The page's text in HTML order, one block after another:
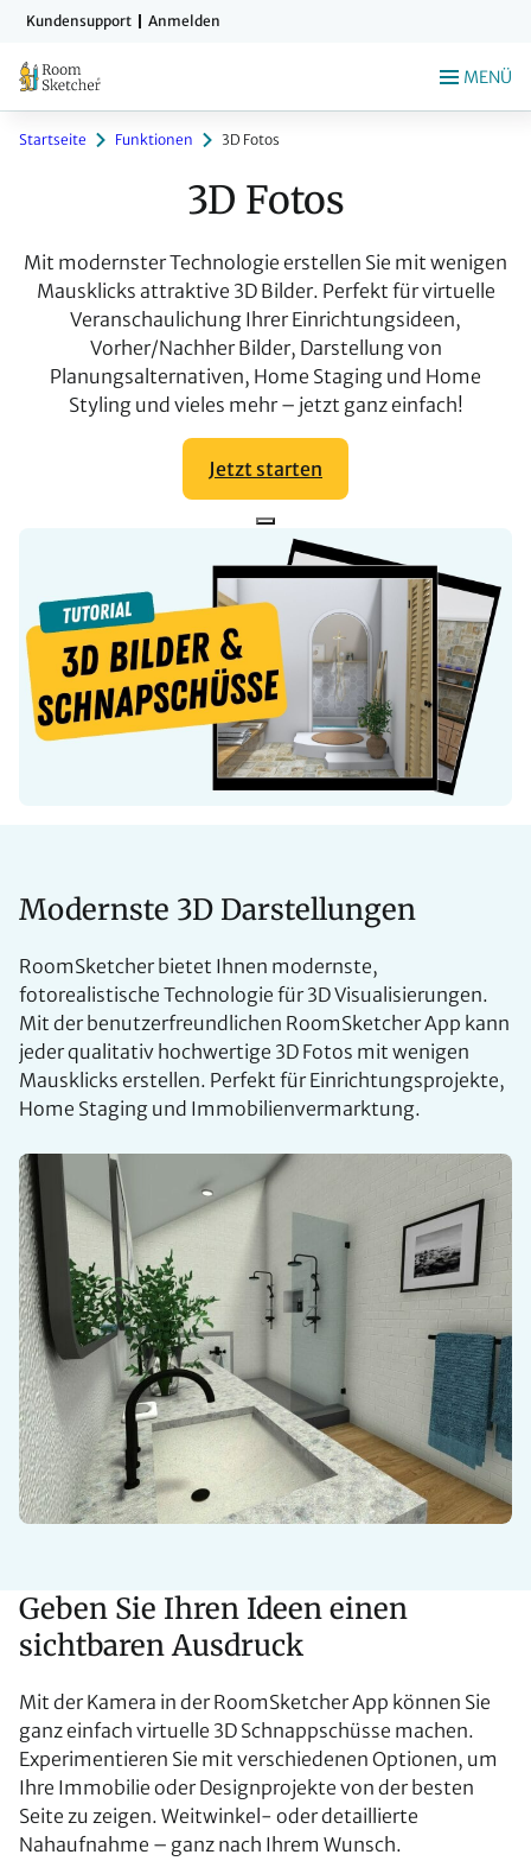
Zum
springen
Kundensupport Anmelden
MENÜ
Startseite Funktionen 3D Fotos
3D Fotos
Mit modernster Technologie erstellen Sie mit wenigen
Mausklicks attraktive 3D Bilder. Perfekt für virtuelle
Veranschaulichung Ihrer Einrichtungsideen,
Vorher/Nachher Bilder, Darstellung von
Planungsalternativen, Home Staging und Home
Styling und vieles mehr – jetzt ganz einfach!
Jetzt starten
Modernste 3D Darstellungen
RoomSketcher bietet Ihnen modernste,
fotorealistische Technologie für 3D Visualisierungen.
Mit der benutzerfreundlichen RoomSketcher App kann
jeder qualitativ hochwertige 3D Fotos mit wenigen
Mausklicks erstellen. Perfekt für Einrichtungsprojekte,
Home Staging und Immobilienvermarktung.
Geben Sie Ihren Ideen einen
sichtbaren Ausdruck
Mit der Kamera in der RoomSketcher App können Sie
ganz einfach virtuelle 3D Schnappschüsse machen.
Experimentieren Sie mit verschiedenen Optionen, um
Ihre Immobilie oder Designprojekte von der besten
Seite zu zeigen. Weitwinkel- oder detaillierte
Nahaufnahme – ganz nach Ihrem Wunsch.